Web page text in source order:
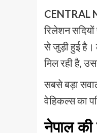
CENTRAL
रिलेशन सदियों
से जुड़ी हुई है।
मिल रही है,
सबसे बड़ा
वेहिकल्स का
नेपाल की